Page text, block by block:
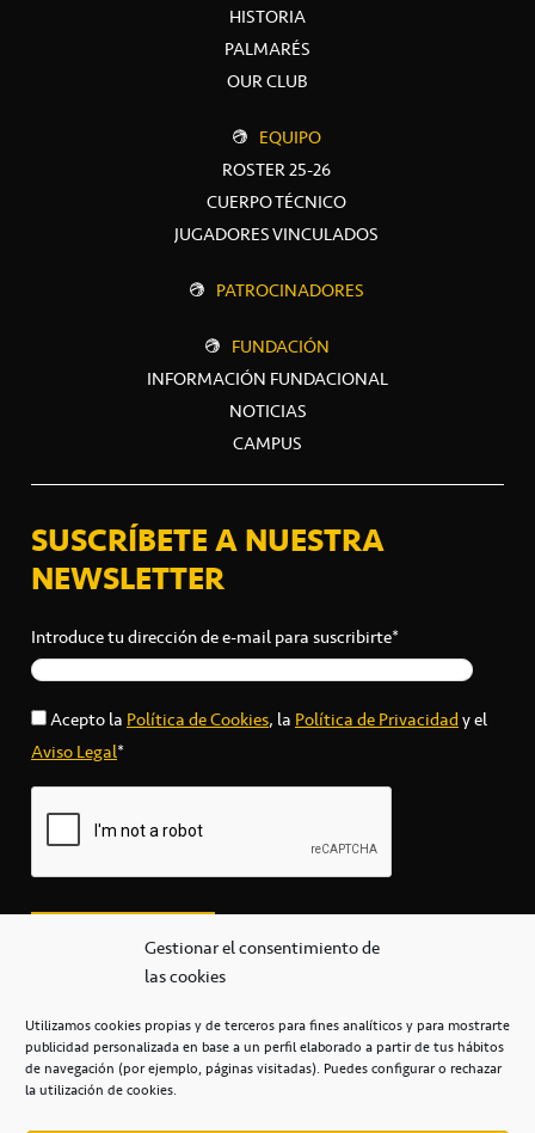
Gestionar el consentimiento de
las cookies
Utilizamos cookies propias y de terceros para fines analíticos y para mostrarte
publicidad personalizada en base a un perfil elaborado a partir de tus hábitos
de navegación (por ejemplo, páginas visitadas). Puedes configurar o rechazar
la utilización de cookies.
HISTORIA
PALMARÉS
OUR CLUB
EQUIPO
ROSTER 25-26
CUERPO TÉCNICO
JUGADORES VINCULADOS
PATROCINADORES
FUNDACIÓN
INFORMACIÓN FUNDACIONAL
NOTICIAS
CAMPUS
SUSCRÍBETE A NUESTRA
NEWSLETTER
Introduce tu dirección de e-mail para suscribirte*
Acepto laPolítica de Cookies, laPolítica de Privacidady el
Aviso Legal*
secretaria@cbcanarias.es
+34 922 253 684